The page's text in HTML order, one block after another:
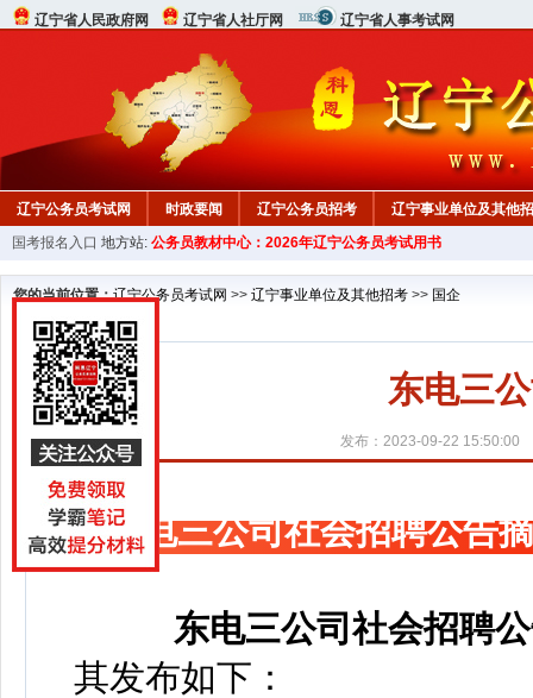
辽宁省人民政府网 辽宁省人社厅网 辽宁省人事考试网
辽宁公务员考试网 时政要闻 辽宁公务员招考 辽宁事业单位及其他
在线咨询 教材中心
国考报名入口 地方站: 公务员教材中心：2026年辽宁公务员考试用书
您的当前位置：辽宁公务员考试网 >> 辽宁事业单位及其他招考 >> 国企
东电三
发布：2023-09-22 15:50:00
东电三公司社会招聘公告
东电三公司社会招聘
其发布如下：